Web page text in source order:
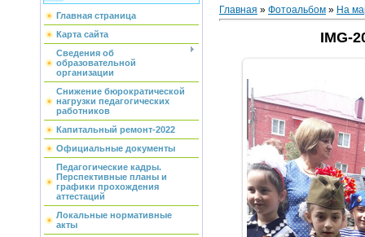
Главная страница
Карта сайта
Сведения об
образовательной
организации
Снижение бюрократической
нагрузки педагогических
работников
Капитальный ремонт-2022
Официальные документы
Педагогические кадры.
Перспективные планы и
графики прохождения
аттестаций
Локальные нормативные
акты
Главная » Фотоальбом » На
IMG-